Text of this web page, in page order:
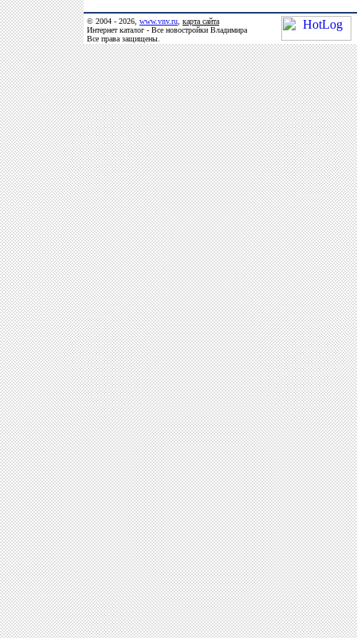
© 2004 - 2026, www.vnv.ru карта сайта
Интернет каталог - Все новостройки Владимира
Все права защищены.